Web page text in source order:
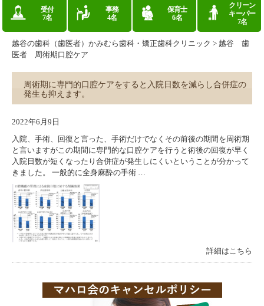
受付
7名
事務
4名
保育士
6名
クリーン
キーパー
7名
越谷の歯科（歯医者）かみむら歯科・矯正歯科クリニック > 越谷 歯
医者 周術期口腔ケア
周術期に専門的口腔ケアをすると入院日数を減らし合併症の
発生も抑えます。
2022年6月9日
入院、手術、回復と言った、手術だけでなくその前後の期間を周術期
と言いますがこの期間に専門的な口腔ケアを行うと術後の回復が早く
入院日数が短くなったり合併症が発生しにくいということが分かって
きました。 一般的に全身麻酔の手術 …
詳細はこちら